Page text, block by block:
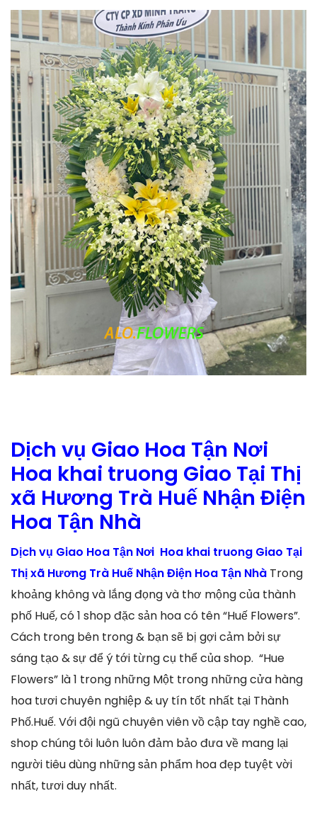
Dịch vụ Giao Hoa Tận Nơi
Hoa khai truong Giao Tại Thị
xã Hương Trà Huế Nhận Điện
Hoa Tận Nhà
Dịch vụ Giao Hoa Tận Nơi Hoa khai truong Giao Tại
Thị xã Hương Trà Huế Nhận Điện Hoa Tận Nhà Trong
khoảng không và lắng đọng và thơ mộng của thành
phố Huế, có 1 shop đặc sản hoa có tên “Huế Flowers”.
Cách trong bên trong & bạn sẽ bị gợi cảm bởi sự
sáng tạo & sự để ý tới từng cụ thể của shop. “Hue
Flowers” là 1 trong những Một trong những cửa hàng
hoa tươi chuyên nghiệp & uy tín tốt nhất tại Thành
Phố.Huế. Với đội ngũ chuyên viên vồ cập tay nghề cao,
shop chúng tôi luôn luôn đảm bảo đưa về mang lại
người tiêu dùng những sản phẩm hoa đẹp tuyệt vời
nhất, tươi duy nhất.